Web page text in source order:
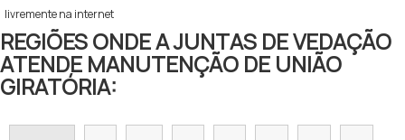
livremente na internet
REGIÕES ONDE A JUNTAS DE VEDAÇÃO
ATENDE MANUTENÇÃO DE UNIÃO
GIRATÓRIA: